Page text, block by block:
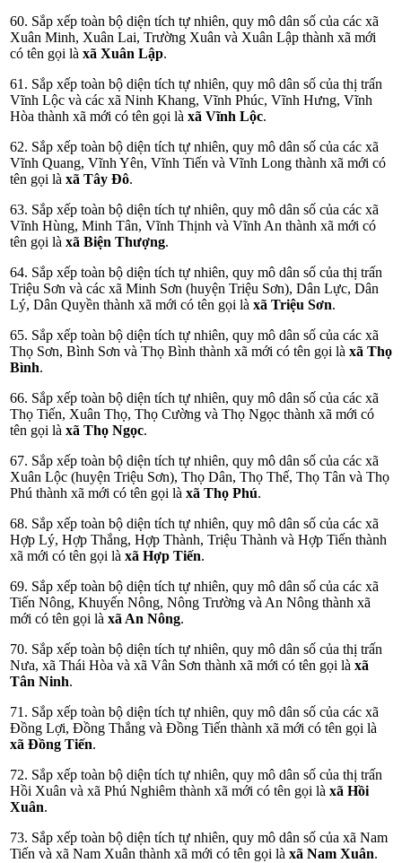
60. Sắp xếp toàn bộ diện tích tự nhiên, quy mô dân số của các xã
Xuân Minh, Xuân Lai, Trường Xuân và Xuân Lập thành xã mới
có tên gọi là xã Xuân Lập.
61. Sắp xếp toàn bộ diện tích tự nhiên, quy mô dân số của thị trấn
Vĩnh Lộc và các xã Ninh Khang, Vĩnh Phúc, Vĩnh Hưng, Vĩnh
Hòa thành xã mới có tên gọi là xã Vĩnh Lộc.
62. Sắp xếp toàn bộ diện tích tự nhiên, quy mô dân số của các xã
Vĩnh Quang, Vĩnh Yên, Vĩnh Tiến và Vĩnh Long thành xã mới có
tên gọi là xã Tây Đô.
63. Sắp xếp toàn bộ diện tích tự nhiên, quy mô dân số của các xã
Vĩnh Hùng, Minh Tân, Vĩnh Thịnh và Vĩnh An thành xã mới có
tên gọi là xã Biện Thượng.
64. Sắp xếp toàn bộ diện tích tự nhiên, quy mô dân số của thị trấn
Triệu Sơn và các xã Minh Sơn (huyện Triệu Sơn), Dân Lực, Dân
Lý, Dân Quyền thành xã mới có tên gọi là xã Triệu Sơn.
65. Sắp xếp toàn bộ diện tích tự nhiên, quy mô dân số của các xã
Thọ Sơn, Bình Sơn và Thọ Bình thành xã mới có tên gọi là xã Thọ
Bình.
66. Sắp xếp toàn bộ diện tích tự nhiên, quy mô dân số của các xã
Thọ Tiến, Xuân Thọ, Thọ Cường và Thọ Ngọc thành xã mới có
tên gọi là xã Thọ Ngọc.
67. Sắp xếp toàn bộ diện tích tự nhiên, quy mô dân số của các xã
Xuân Lộc (huyện Triệu Sơn), Thọ Dân, Thọ Thế, Thọ Tân và Thọ
Phú thành xã mới có tên gọi là xã Thọ Phú.
68. Sắp xếp toàn bộ diện tích tự nhiên, quy mô dân số của các xã
Hợp Lý, Hợp Thắng, Hợp Thành, Triệu Thành và Hợp Tiến thành
xã mới có tên gọi là xã Hợp Tiến.
69. Sắp xếp toàn bộ diện tích tự nhiên, quy mô dân số của các xã
Tiến Nông, Khuyến Nông, Nông Trường và An Nông thành xã
mới có tên gọi là xã An Nông.
70. Sắp xếp toàn bộ diện tích tự nhiên, quy mô dân số của thị trấn
Nưa, xã Thái Hòa và xã Vân Sơn thành xã mới có tên gọi là xã
Tân Ninh.
71. Sắp xếp toàn bộ diện tích tự nhiên, quy mô dân số của các xã
Đồng Lợi, Đồng Thắng và Đồng Tiến thành xã mới có tên gọi là
xã Đồng Tiến.
72. Sắp xếp toàn bộ diện tích tự nhiên, quy mô dân số của thị trấn
Hồi Xuân và xã Phú Nghiêm thành xã mới có tên gọi là xã Hồi
Xuân.
73. Sắp xếp toàn bộ diện tích tự nhiên, quy mô dân số của xã Nam
Tiến và xã Nam Xuân thành xã mới có tên gọi là xã Nam Xuân.